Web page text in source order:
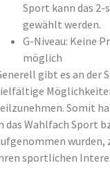
Sport kann das
gewählt werden.
G-Niveau: Keine
möglich
gibt es an der
Somit
das Wahlfach Sport
sportlichen